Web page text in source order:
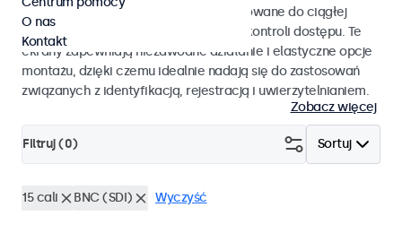
Monitory i ekrany dotykowe zaprojektowane do ciągłej
pracy i płynnej integracji z systemami kontroli dostępu. Te
ekrany zapewniają niezawodne działanie i elastyczne opcje
montażu, dzięki czemu idealnie nadają się do zastosowań
związanych z identyfikacją, rejestracją i uwierzytelnianiem.
Zobacz więcej
Sortuj
Filtruj (0)
15 cali BNC (SDI) Wyczyść
O nas
Kontakt